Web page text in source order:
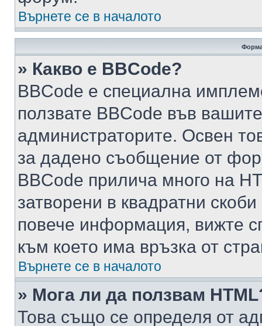
Върнете се в началото
» Какво е BBCode?
BBCode е специална
ползвате BBCode във
администраторите. Освен
за дадено съобщение от
BBCode прилича много на
затворени в квадратни
повече информация, вижте
към което има връзка от
Върнете се в началото
» Мога ли да ползвам
Това също се определя от